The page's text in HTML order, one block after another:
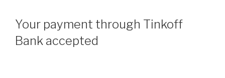
Your payment through Tinkoff
Bank accepted